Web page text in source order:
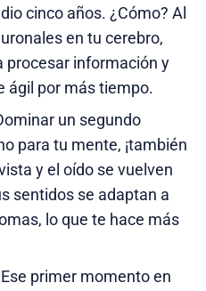
cinco años. ¿Cómo? Al
en tu cerebro,
procesar información y
ágil por más tiempo.
un segundo
para tu mente, ¡también
y el oído se vuelven
sentidos se adaptan a
lo que te hace más
Ese primer momento en